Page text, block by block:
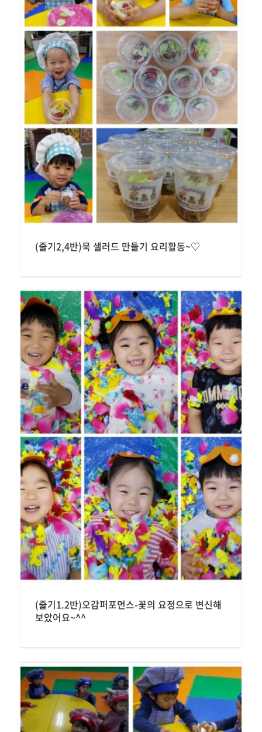
(줄기2,4반)묵 샐러드 만들기 요리활동~♡
(줄기1.2반)오감퍼포먼스-꽃의 요정으로 변신해
보았어요~^^